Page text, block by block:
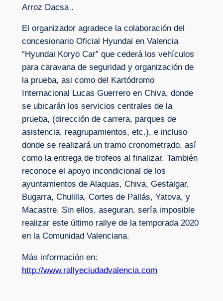
Arroz Dacsa .
El organizador agradece la colaboración del
concesionario Oficial Hyundai en Valencia
“Hyundai Koryo Car” que cederá los vehículos
para caravana de seguridad y organización de
la prueba, asi como del Kartódromo
Internacional Lucas Guerrero en Chiva, donde
se ubicarán los servicios centrales de la
prueba, (dirección de carrera, parques de
asistencia, reagrupamientos, etc.), e incluso
donde se realizará un tramo cronometrado, así
como la entrega de trofeos al finalizar. También
reconoce el apoyo incondicional de los
ayuntamientos de Alaquas, Chiva, Gestalgar,
Bugarra, Chulilla, Cortes de Pallás, Yatova, y
Macastre. Sin ellos, aseguran, sería imposible
realizar este último rallye de la temporada 2020
en la Comunidad Valenciana.
Más información en:
http://www.rallyeciudadvalencia.com